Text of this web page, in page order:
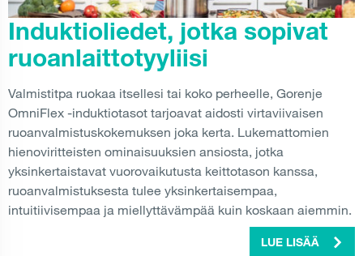
Induktioliedet, jotka sopivat
ruoanlaittotyyliisi
Valmistitpa ruokaa itsellesi tai koko perheelle, Gorenje
OmniFlex -induktiotasot tarjoavat aidosti virtaviivaisen
ruoanvalmistuskokemuksen joka kerta. Lukemattomien
hienoviritteisten ominaisuuksien ansiosta, jotka
yksinkertaistavat vuorovaikutusta keittotason kanssa,
ruoanvalmistuksesta tulee yksinkertaisempaa,
intuitiivisempaa ja miellyttävämpää kuin koskaan aiemmin.
LUE LISÄÄ